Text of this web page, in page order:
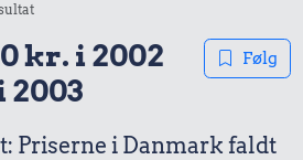
kr. i 2002
Følg
Priserne i Danmark faldt